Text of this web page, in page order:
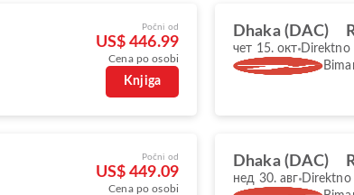
Počni od
US$ 446.99
Cena po osobi
Knjiga
Dhaka (DAC)
чет 15. окт Direktno
Počni od
US$ 449.09
Cena po osobi
Dhaka (DAC)
нед 30. авг Direktno